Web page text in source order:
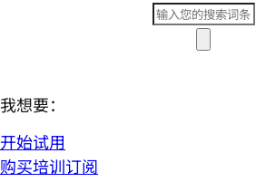
我想要：
开始试用
购买培训订阅